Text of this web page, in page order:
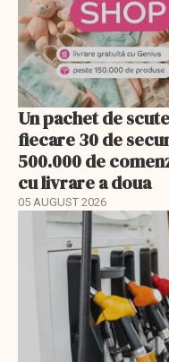
Un pachet de
fiecare 30 de
500.000 de
cu livrare a doua
05 AUGUST 2026